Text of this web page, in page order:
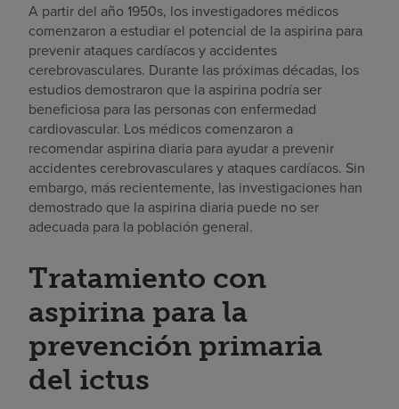
A partir del año 1950s, los investigadores médicos
comenzaron a estudiar el potencial de la aspirina para
prevenir ataques cardíacos y accidentes
cerebrovasculares. Durante las próximas décadas, los
estudios demostraron que la aspirina podría ser
beneficiosa para las personas con enfermedad
cardiovascular. Los médicos comenzaron a
recomendar aspirina diaria para ayudar a prevenir
accidentes cerebrovasculares y ataques cardíacos. Sin
embargo, más recientemente, las investigaciones han
demostrado que la aspirina diaria puede no ser
adecuada para la población general.
Tratamiento con
aspirina para la
prevención primaria
del ictus